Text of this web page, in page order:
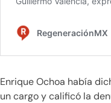
Enrique Ochoa había
un cargo y calificó la